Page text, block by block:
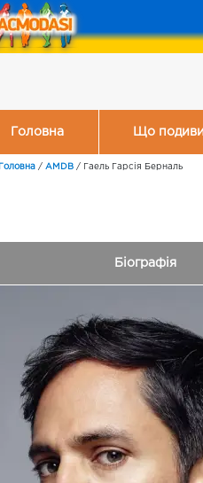
Головна Що
Головна / AMDB / Гаель Гарсія Берналь
Біографія